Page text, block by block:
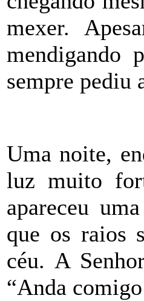
mexer.
mendigando
sempre pediu
Uma noite,
luz muito
apareceu
que os raios
céu. A
“Anda